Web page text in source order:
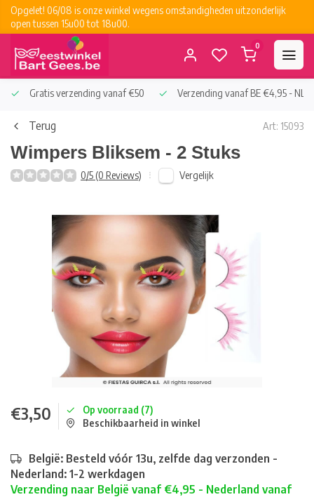
Opgelet! 06/08 is onze winkel wegens omstandigheden uitzonderlijk
open tussen 15u00 tot 18u00.
0
Gratis verzending vanaf €50 Verzending vanaf BE €4,95 - NL
Terug Art: 15093
Wimpers Bliksem - 2 Stuks
0/5 (0 Reviews) Vergelijk
€3,50
Op voorraad (7)
Beschikbaarheid in winkel
België: Besteld vóór 13u, zelfde dag verzonden -
Nederland: 1-2 werkdagen
Verzending naar België vanaf €4,95 - Nederland vanaf